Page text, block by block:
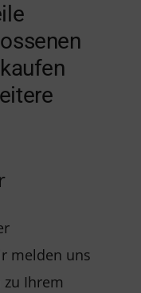
melden uns
Ihrem